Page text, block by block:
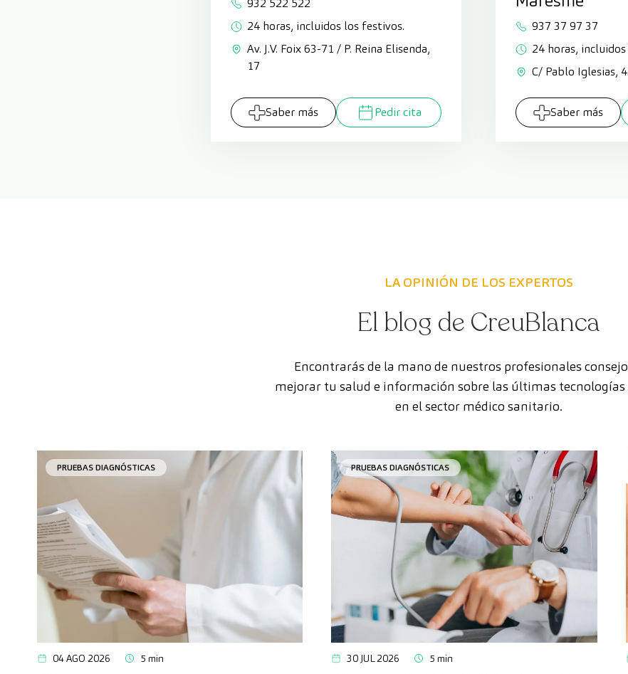
932 522 522
24 horas, incluidos los festivos.
Av. J.V. Foix 63-71 / P. Reina Elisenda,
17
Saber más Pedir cita
937 37 97 37
24 horas,
C/ Pablo Iglesias,
Saber más
LA OPINIÓN DE LOS EXPERTOS
El blog de CreuBlanca
Encontrarás de la mano de nuestros profesionales
mejorar tu salud e información sobre las últimas tecnologías
en el sector médico sanitario.
PRUEBAS DIAGNÓSTICAS
04 AGO 2026 5 min
PRUEBAS DIAGNÓSTICAS
30 JUL 2026 5 min